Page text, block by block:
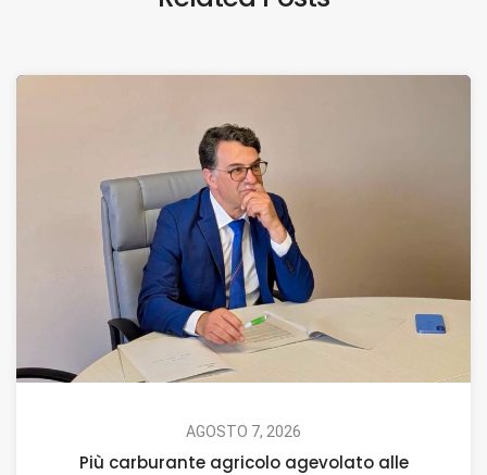
AGOSTO 7, 2026
Più carburante agricolo agevolato alle